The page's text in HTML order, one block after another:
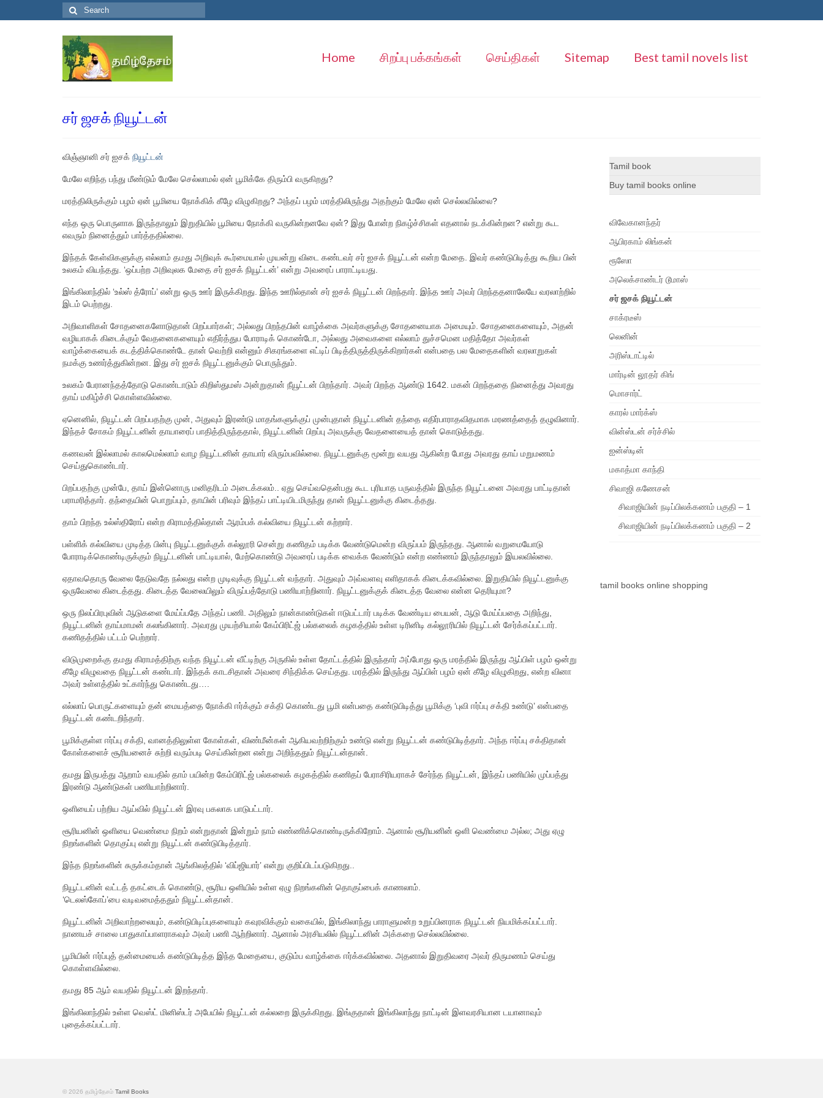
Search
for:
Home சிறப்பு பக்கங்கள் செய்திகள் Sitemap Best tamil novels list
சர் ஜசக் நியூட்டன்
விஞ்ஞானி சர் ஐசக் நியூட்டன்
மேலே எறிந்த பந்து மீண்டும் மேலே செல்லாமல் ஏன் பூமிக்கே திரும்பி வருகிறது?
மரத்திலிருக்கும் பழம் ஏன் பூமியை நோக்கிக் கீழே விழுகிறது? அந்தப் பழம் மரத்திலிருந்து அதற்கும் மேலே ஏன் செல்லவில்லை?
எந்த ஒரு பொருளாக இருந்தாலும் இறுதியில் பூமியை நோக்கி வருகின்றனவே ஏன்? இது போன்ற நிகழ்ச்சிகள் எதனால் நடக்கின்றன? என்று கூட
எவரும் நினைத்தும் பார்த்ததில்லை.
இந்தக் கேள்விகளுக்கு எல்லாம் தமது அறிவுக் கூர்மையால் முயன்று விடை கண்டவர் சர் ஐசக் நியூட்டன் என்ற மேதை. இவர் கண்டுபிடித்து கூறிய பின்
உலகம் வியந்தது. ‘ஒப்பற்ற அறிவுலக மேதை சர் ஐசக் நியூட்டன்’ என்று அவரைப் பாராட்டியது.
இங்கிலாந்தில் ‘உல்ஸ் த்ரோப்’ என்று ஒரு ஊர் இருக்கிறது. இந்த ஊரில்தான் சர் ஐசக் நியூட்டன் பிறந்தார். இந்த ஊர் அவர் பிறந்ததனாலேயே வரலாற்றில்
இடம் பெற்றது.
அறிவாளிகள் சோதனைகளோடுதான் பிறப்பார்கள்; அல்லது பிறந்தபின் வாழ்க்கை அவர்களுக்கு சோதனையாக அமையும். சோதனைகளையும், அதன்
வழியாகக் கிடைக்கும் வேதனைகளையும் எதிர்த்துப போராடிக் கொண்டோ, அல்லது அவைகளை எல்லாம் துச்சமென மதித்தோ அவர்கள்
வாழ்க்கையைக் கடத்திக்கொண்டே தான் வெற்றி என்னும் சிகரங்களை எட்டிப் பிடித்திருத்திருக்கிறார்கள் என்பதை பல மேதைகளின் வரலாறுகள்
நமக்கு உணர்த்துகின்றன. இது சர் ஐசக் நியூட்டனுக்கும் பொருந்தும்.
உலகம் பேரானந்தத்தோடு கொண்டாடும் கிறிஸ்துமஸ் அன்றுதான் நீயூட்டன் பிறந்தார். அவர் பிறந்த ஆண்டு 1642. மகன் பிறந்ததை நினைத்து அவரது
தாய் மகிழ்ச்சி கொள்ளவில்லை.
ஏனெனில், நியூட்டன் பிறப்பதற்கு முன், அதுவும் இரண்டு மாதங்களுக்குப் முன்புதான் நியூட்டனின் தந்தை எதிர்பாராதவிதமாக மரணத்தைத் தழுவினார்.
இந்தச் சோகம் நியூட்டனின் தாயாரைப் பாதித்திருந்ததால், நியூட்டனின் பிறப்பு அவருக்கு வேதனையைத் தான் கொடுத்தது.
கணவன் இல்லாமல் காலமெல்லாம் வாழ நியூட்டனின் தாயார் விரும்பவில்லை. நியூட்டனுக்கு மூன்று வயது ஆகின்ற போது அவரது தாய் மறுமணம்
செய்துகொண்டார்.
பிறப்பதற்கு முன்பே, தாய் இன்னொரு மனிதரிடம் அடைக்கலம்.. ஏது செய்வதென்பது கூட புரியாத பருவத்தில் இருந்த நியூட்டனை அவரது பாட்டிதான்
பராமரித்தார். தந்தையின் பொறுப்பும், தாயின் பரிவும் இந்தப் பாட்டியிடமிருந்து தான் நியூட்டனுக்கு கிடைத்தது.
தாம் பிறந்த உல்ஸ்திரோப் என்ற கிராமத்தில்தான் ஆரம்பக் கல்வியை நியூட்டன் கற்றார்.
பள்ளிக் கல்வியை முடித்த பின்பு நியூட்டனுக்குக் கல்லூரி சென்று கணிதம் படிக்க வேண்டுமென்ற விருப்பம் இருந்தது. ஆனால் வறுமையோடு
போராடிக்கொண்டிருக்கும் நியூட்டனின் பாட்டியால், மேற்கொண்டு அவரைப் படிக்க வைக்க வேண்டும் என்ற எண்ணம் இருந்தாலும் இயலவில்லை.
ஏதாவதொரு வேலை தேடுவதே நல்லது என்ற முடிவுக்கு நியூட்டன் வந்தார். அதுவும் அவ்வளவு எளிதாகக் கிடைக்கவில்லை. இறுதியில் நியூட்டனுக்கு
ஒருவேலை கிடைத்தது. கிடைத்த வேலையிலும் விருப்பத்தோடு பணியாற்றினார். நியூட்டனுக்குக் கிடைத்த வேலை என்ன தெரியுமா?
ஒரு நிலப்பிரபுவின் ஆடுகளை மேய்ப்பதே அந்தப் பணி. அதிலும் நான்காண்டுகள் ஈடுபட்டார் படிக்க வேண்டிய பையன், ஆடு மேய்ப்பதை அறிந்து,
நியூட்டனின் தாய்மாமன் கலங்கினார். அவரது முயற்சியால் கேம்பிரிட்ஜ் பல்கலைக் கழகத்தில் உள்ள டிரினிடி கல்லூரியில் நியூட்டன் சேர்க்கப்பட்டார்.
கணிதத்தில் பட்டம் பெற்றார்.
விடுமுறைக்கு தமது கிராமத்திற்கு வந்த நியூட்டன் வீட்டிற்கு அருகில் உள்ள தோட்டத்தில் இருந்தார் அப்போது ஒரு மரத்தில் இருந்து ஆப்பிள் பழம் ஒன்று
கீழே விழுவதை நியூட்டன் கண்டார். இந்தக் காடசிதான் அவரை சிந்திக்க செய்தது. மரத்தில் இருந்து ஆப்பிள் பழம் ஏன் கீழே விழுகிறது, என்ற வினா
அவர் உள்ளத்தில் உட்கார்ந்து கொண்டது….
எல்லாப் பொருட்களையும் தன் மையத்தை நோக்கி ஈர்க்கும் சக்தி கொண்டது பூமி என்பதை கண்டுபிடித்து பூமிக்கு ‘புவி ஈர்ப்பு சக்தி உண்டு’ என்பதை
நியூட்டன் கண்டறிந்தார்.
பூமிக்குள்ள ஈர்ப்பு சக்தி, வானத்திலுள்ள கோள்கள், விண்மீன்கள் ஆகியவற்றிற்கும் உண்டு என்று நியூட்டன் கண்டுபிடித்தார். அந்த ஈர்ப்பு சக்திதான்
கோள்களைச் சூரியனைச் சுற்றி வரும்படி செய்கின்றன என்று அறிந்ததும் நியூட்டன்தான்.
தமது இருபத்து ஆறாம் வயதில் தாம் பயின்ற கேம்பிரிட்ஜ் பல்கலைக் கழகத்தில் கணிதப் பேராசிரியராகச் சேர்ந்த நியூட்டன், இந்தப் பணியில் முப்பத்து
இரண்டு ஆண்டுகள் பணியாற்றினார்.
ஒளியைப் பற்றிய ஆய்வில் நியூட்டன் இரவு பகலாக பாடுபட்டார்.
சூரியனின் ஒளியை வெண்மை நிறம் என்றுதான் இன்றும் நாம் எண்ணிக்கொண்டிருக்கிறோம். ஆனால் சூரியனின் ஒளி வெண்மை அல்ல; அது ஏழு
நிறங்களின் தொகுப்பு என்று நியூட்டன் கண்டுபிடித்தார்.
இந்த நிறங்களின் சுருக்கம்தான் ஆங்கிலத்தில் ‘விப்ஜியார்’ என்று குறிப்பிடப்படுகிறது..
நியூட்டனின் வட்டத் தகட்டைக் கொண்டு, சூரிய ஒளியில் உள்ள ஏழு நிறங்களின் தொகுப்பைக் காணலாம்.
‘டெலஸ்கோப்’பை வடிவமைத்ததும் நியூட்டன்தான்.
நியூட்டனின் அறிவாற்றலையும், கண்டுபிடிப்புகளையும் கவுரவிக்கும் வகையில், இங்கிலாந்து பாராளுமன்ற உறுப்பினராக நியூட்டன் நியமிக்கப்பட்டார்.
நாணயச் சாலை பாதுகாப்பாளராகவும் அவர் பணி ஆற்றினார். ஆனால் அரசியலில் நியூட்டனின் அக்கறை செல்லவில்லை.
பூமியின் ஈர்ப்புத் தன்மையைக் கண்டுபிடித்த இந்த மேதையை, குடும்ப வாழ்க்கை ஈர்க்கவில்லை. அதனால் இறுதிவரை அவர் திருமணம் செய்து
கொள்ளவில்லை.
தமது 85 ஆம் வயதில் நியூட்டன் இறந்தார்.
இங்கிலாந்தில் உள்ள வெஸ்ட் மினிஸ்டர் அபேயில் நியூட்டன் கல்லறை இருக்கிறது. இங்குதான் இங்கிலாந்து நாட்டின் இளவரசியான டயானாவும்
புதைக்கப்பட்டார்.
Tamil book
Buy tamil books online
விவேகானந்தர்
ஆபிரகாம் லிங்கன்
ரூஸோ
அலெக்சாண்டர் டூமாஸ்
சர் ஜசக் நியூட்டன்
சாக்ரடீஸ்
லெனின்
அரிஸ்டாட்டில்
மார்டின் லூதர் கிங்
மொசார்ட்
காரல் மார்க்ஸ்
வின்ஸ்டன் சர்ச்சில்
ஐன்ஸ்டின்
மகாத்மா காந்தி
சிவாஜி கணேசன்
சிவாஜியின் நடிப்பிலக்கணம் பகுதி – 1
சிவாஜியின் நடிப்பிலக்கணம் பகுதி – 2
tamil books online shopping
© 2026 தமிழ்தேசம் Tamil Books